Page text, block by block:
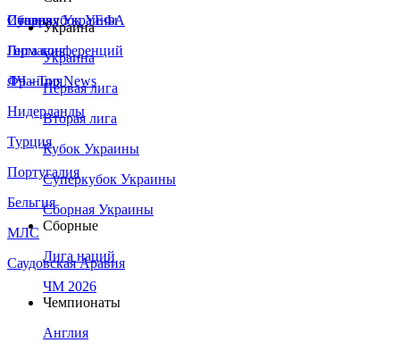
Сборная Украины
Италия
Германия
Франция
Нидерланды
Турция
Португалия
Бельгия
МЛС
Саудовская Аравия
Суперкубок УЕФА
Лига конференций
ЛЧ - Top News
Украина
Украина
Первая лига
Вторая лига
Кубок Украины
Суперкубок Украины
Сборная Украины
Сборные
Лига наций
ЧМ 2026
Чемпионаты
Англия